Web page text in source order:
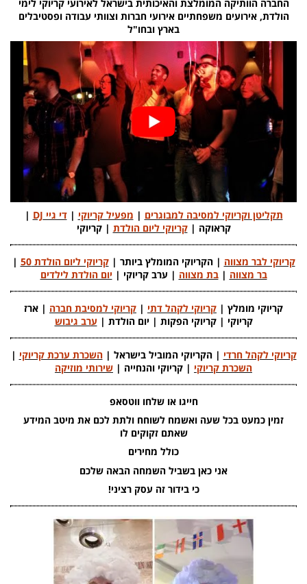
החברה הוותיקה המומלצת והאיכותית בישראל לאירועי קריוקי לימי
הולדת, אירועים משפחתיים אירועי חברות וצוותי עבודה ופסטיבלים
בארץ ובחו"ל
תקליטן וקריוקי למסיבה למבוגרים | מפעיל קריוקי |די גיי DJ
|
קראוקה |קריוקי ליום הולדת | קריוקי
קריוקי לבר מצווה | הקריוקי המומלץ ביותר |קריוקי ליום הולדת 50
|
בר מצווה |בת מצווה | ערב קריוקי |יום הולדת לילדים
קריוקי מומלץ | קריוקי לקהל דתי | קריוקי למסיבת חברה | ארז
קריוקי | קריוקי הפקות | יום הולדת |ערב גיבוש
קריוקי לקהל חרדי | הקריוקי המוביל בישראל |השכרת ערכת קריוקי |
השכרת קריוקי | קריוקי והנחייה | שירותי מוזיקה
חייגו או שלחו ווטסאפ
זמין כמעט בכל שעה ואשמח לשוחח ולתת לכם את מיטב המידע
שאתם זקוקים לו
כולל מחירים
אני כאן בשביל השמחה הבאה שלכם
כי בידור זה עסק רציני!